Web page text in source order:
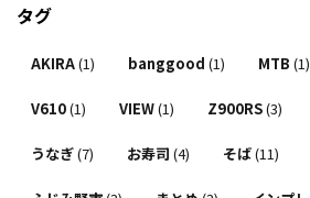
タグ
AKIRA(1) banggood (1) MTB (1)
V610(1) VIEW(1) Z900RS(3)
うなぎ(7) お寿司 (4) そば(11)